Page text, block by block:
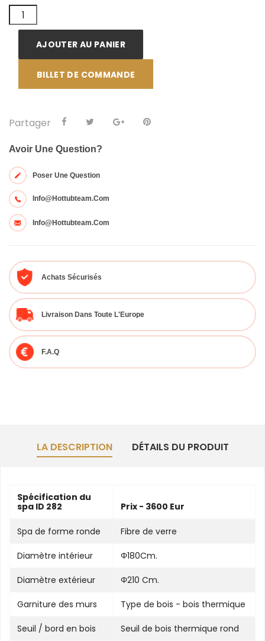
AJOUTER AU PANIER
BILLET DE COMMANDE
Partager
Avoir Une Question?
Poser Une Question
Info@hottubteam.com
Info@hottubteam.com
Achats Sécurisés
Livraison Dans Toute L'Europe
F.A.Q
LA DESCRIPTION DÉTAILS DU PRODUIT
Spécification du
spa ID 282
Prix - 3600 Eur
Spa de forme ronde Fibre de verre
Diamètre intérieur Φ180Cm.
Diamètre extérieur Φ210 Cm.
Garniture des murs Type de bois - bois thermique
Seuil / bord en bois Seuil de bois thermique rond